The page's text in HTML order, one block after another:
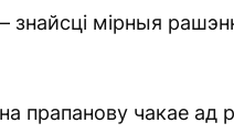
мірныя
прапанову чакае